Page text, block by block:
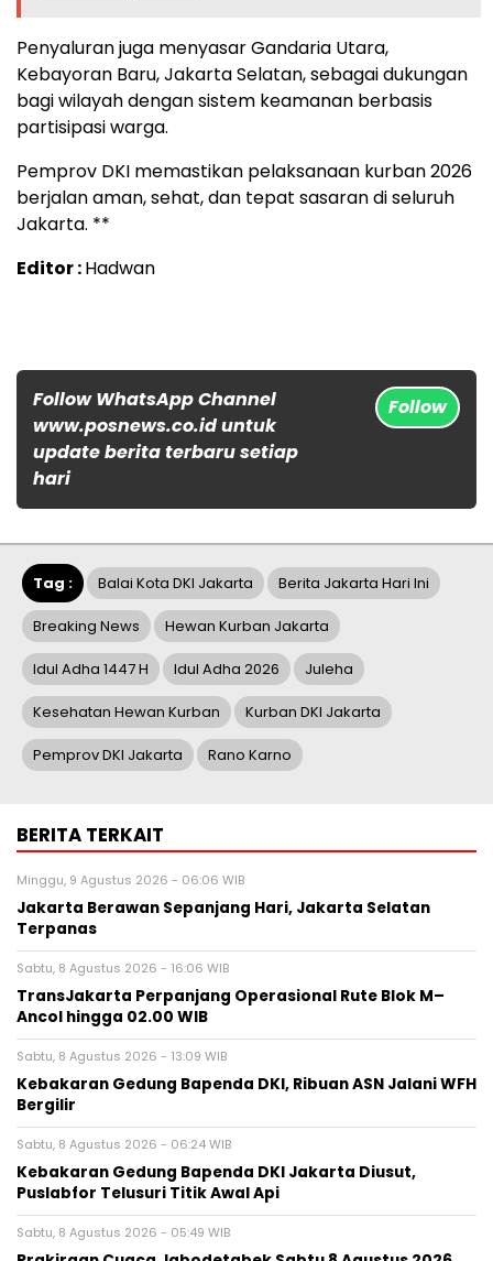
Penyaluran juga menyasar Gandaria Utara,
Kebayoran Baru, Jakarta Selatan, sebagai dukungan
bagi wilayah dengan sistem keamanan berbasis
partisipasi warga.
Pemprov DKI memastikan pelaksanaan kurban 2026
berjalan aman, sehat, dan tepat sasaran di seluruh
Jakarta. **
Editor :Hadwan
Follow WhatsApp Channel
www.posnews.co.id untuk
update berita terbaru setiap
hari
Follow
Tag : Balai Kota DKI Jakarta Berita Jakarta Hari Ini
Breaking News Hewan Kurban Jakarta
Idul Adha 1447 H Idul Adha 2026 Juleha
Kesehatan Hewan Kurban Kurban DKI Jakarta
Pemprov DKI Jakarta Rano Karno
BERITA TERKAIT
Minggu, 9 Agustus 2026 - 06:06 WIB
Jakarta Berawan Sepanjang Hari, Jakarta Selatan
Terpanas
Sabtu, 8 Agustus 2026 - 16:06 WIB
TransJakarta Perpanjang Operasional Rute Blok M–
Ancol hingga 02.00 WIB
Sabtu, 8 Agustus 2026 - 13:09 WIB
Kebakaran Gedung Bapenda DKI, Ribuan ASN Jalani WFH
Bergilir
Sabtu, 8 Agustus 2026 - 06:24 WIB
Kebakaran Gedung Bapenda DKI Jakarta Diusut,
Puslabfor Telusuri Titik Awal Api
Sabtu, 8 Agustus 2026 - 05:49 WIB